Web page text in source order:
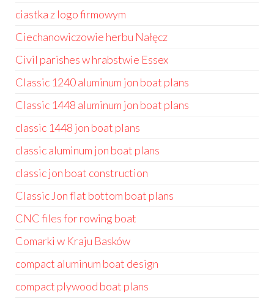
ciastka z logo firmowym
Ciechanowiczowie herbu Nałęcz
Civil parishes w hrabstwie Essex
Classic 1240 aluminum jon boat plans
Classic 1448 aluminum jon boat plans
classic 1448 jon boat plans
classic aluminum jon boat plans
classic jon boat construction
Classic Jon flat bottom boat plans
CNC files for rowing boat
Comarki w Kraju Basków
compact aluminum boat design
compact plywood boat plans